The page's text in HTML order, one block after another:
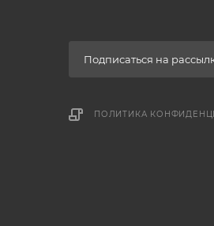
Подписаться на
ПОЛИТИКА